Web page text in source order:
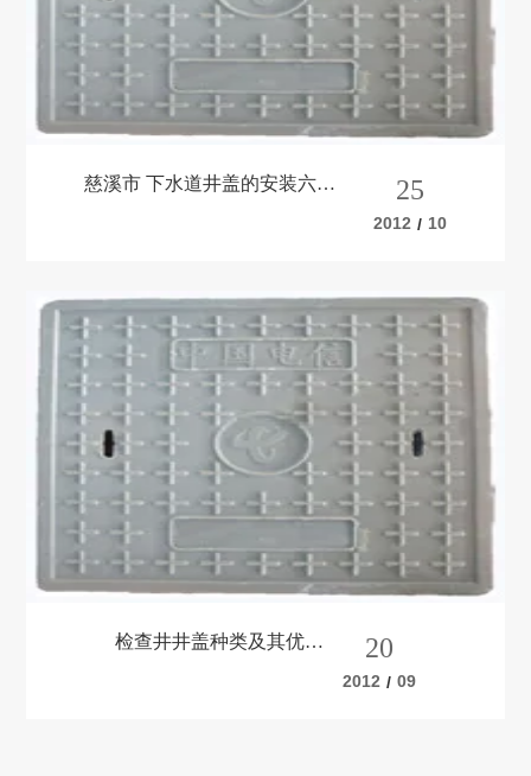
慈溪市 下水道井盖的安装六大
25
2012 / 10
检查井井盖种类及其优缺
20
2012 / 09